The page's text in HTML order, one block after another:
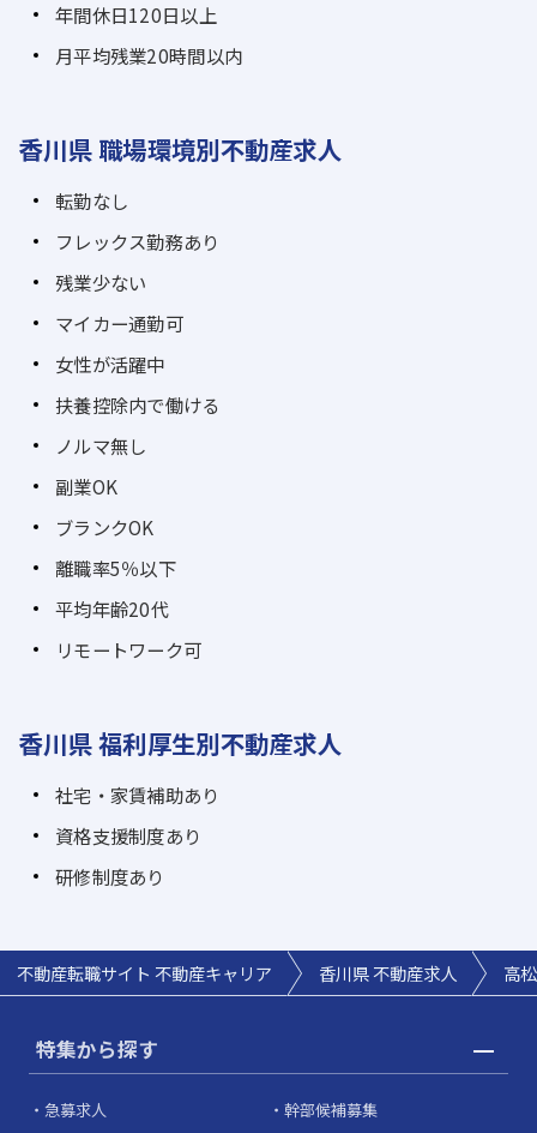
年間休日120日以上
月平均残業20時間以内
香川県 職場環境別不動産求人
転勤なし
フレックス勤務あり
残業少ない
マイカー通勤可
女性が活躍中
扶養控除内で働ける
ノルマ無し
副業OK
ブランクOK
離職率5％以下
平均年齢20代
リモートワーク可
香川県 福利厚生別不動産求人
社宅・家賃補助あり
資格支援制度あり
研修制度あり
不動産転職サイト 不動産キャリア 香川県 不動産求人 高
特集から探す
急募求人
幹部候補募集